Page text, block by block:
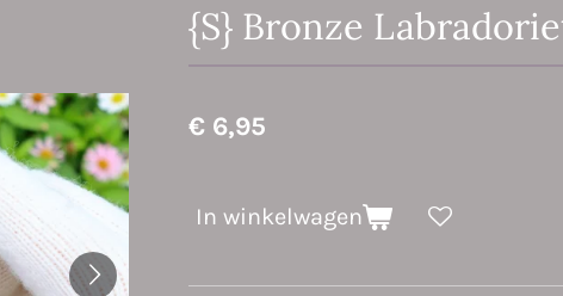
{S} Bronze
€ 6,95
In winkelwagen